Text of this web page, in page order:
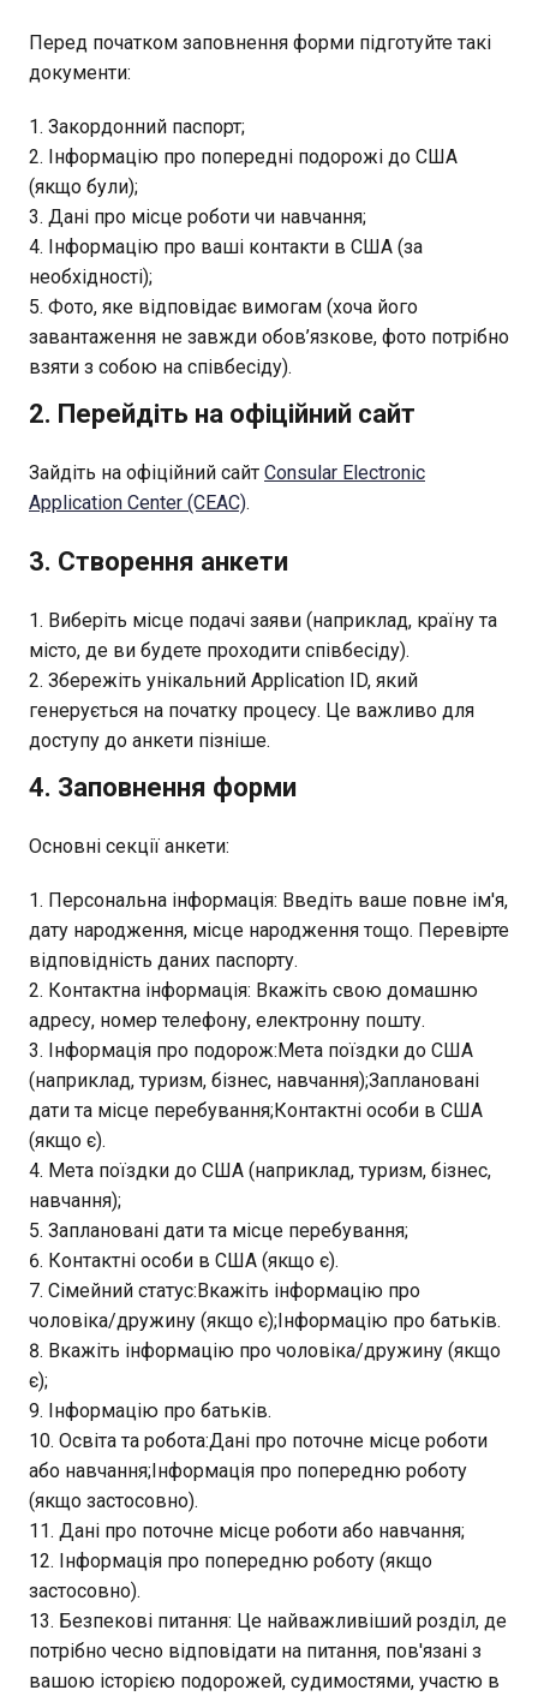
Перед початком заповнення форми підготуйте такі
документи:
Закордонний паспорт;
Інформацію про попередні подорожі до США
(якщо були);
Дані про місце роботи чи навчання;
Інформацію про ваші контакти в США (за
необхідності);
Фото, яке відповідає вимогам (хоча його
завантаження не завжди обов’язкове, фото потрібно
взяти з собою на співбесіду).
2. Перейдіть на офіційний сайт
Зайдіть на офіційний сайт Consular Electronic
Application Center (CEAC).
3. Створення анкети
Виберіть місце подачі заяви (наприклад, країну та
місто, де ви будете проходити співбесіду).
Збережіть унікальний Application ID, який
генерується на початку процесу. Це важливо для
доступу до анкети пізніше.
4. Заповнення форми
Основні секції анкети:
Персональна інформація: Введіть ваше повне ім'я,
дату народження, місце народження тощо. Перевірте
відповідність даних паспорту.
Контактна інформація: Вкажіть свою домашню
адресу, номер телефону, електронну пошту.
Інформація про подорож:Мета поїздки до США
(наприклад, туризм, бізнес, навчання);Заплановані
дати та місце перебування;Контактні особи в США
(якщо є).
Мета поїздки до США (наприклад, туризм, бізнес,
навчання);
Заплановані дати та місце перебування;
Контактні особи в США (якщо є).
Сімейний статус:Вкажіть інформацію про
чоловіка/дружину (якщо є);Інформацію про батьків.
Вкажіть інформацію про чоловіка/дружину (якщо
є);
Інформацію про батьків.
Освіта та робота:Дані про поточне місце роботи
або навчання;Інформація про попередню роботу
(якщо застосовно).
Дані про поточне місце роботи або навчання;
Інформація про попередню роботу (якщо
застосовно).
Безпекові питання: Це найважливіший розділ, де
потрібно чесно відповідати на питання, пов'язані з
вашою історією подорожей, судимостями, участю в